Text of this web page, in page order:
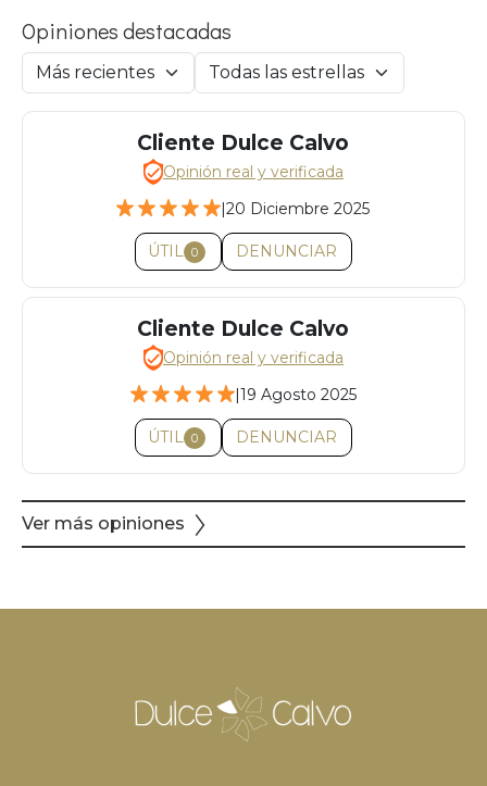
Opiniones destacadas
Cliente Dulce Calvo
Opinión real y verificada
|20 Diciembre 2025
ÚTIL 0 DENUNCIAR
Cliente Dulce Calvo
Opinión real y verificada
|19 Agosto 2025
ÚTIL 0 DENUNCIAR
Ver más opiniones